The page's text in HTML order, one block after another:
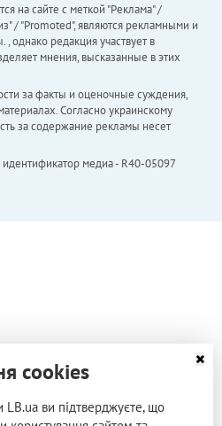
на сайте с меткой "Реклама" /
/ "Promoted", являются рекламными и
однако редакция участвует в
мнения, высказанные в этих
за факты и оценочные суждения,
Согласно украинскому
за содержание рекламы несет
медиа - R40-05097
cookies
ви підтверджуєте, що